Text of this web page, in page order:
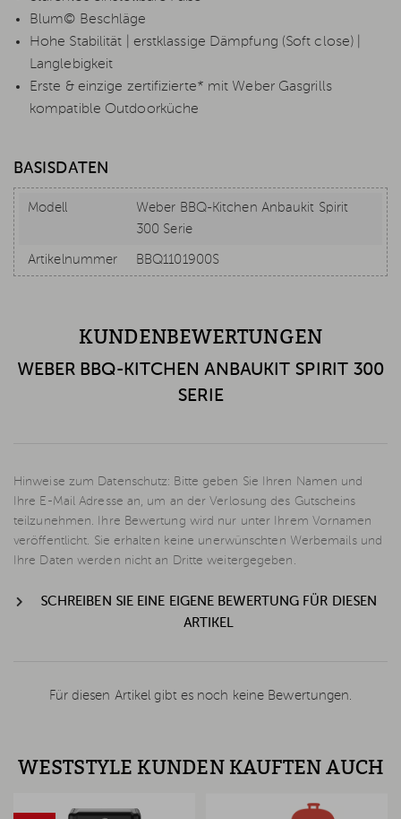
Blum© Beschläge
Hohe Stabilität | erstklassige Dämpfung (Soft close) |
Langlebigkeit
Erste & einzige zertifizierte* mit Weber Gasgrills
kompatible Outdoorküche
BASISDATEN
Modell
Weber BBQ-Kitchen Anbaukit Spirit
300 Serie
Artikelnummer BBQ1101900S
KUNDENBEWERTUNGEN
WEBER BBQ-KITCHEN ANBAUKIT SPIRIT 300
SERIE
Hinweise zum Datenschutz: Bitte geben Sie Ihren Namen und
Ihre E-Mail Adresse an, um an der Verlosung des Gutscheins
teilzunehmen. Ihre Bewertung wird nur unter Ihrem Vornamen
veröffentlicht. Sie erhalten keine unerwünschten Werbemails und
Ihre Daten werden nicht an Dritte weitergegeben.
SCHREIBEN SIE EINE EIGENE BEWERTUNG FÜR DIESEN
ARTIKEL
Für diesen Artikel gibt es noch keine Bewertungen.
WESTSTYLE KUNDEN KAUFTEN AUCH